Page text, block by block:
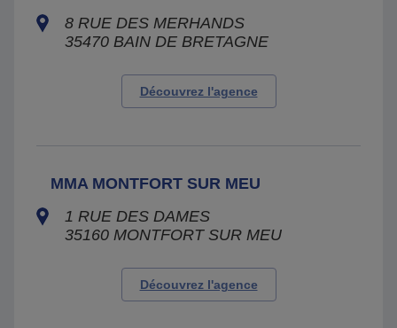
8 RUE DES MERHANDS
35470 BAIN DE BRETAGNE
Découvrez l'agence
MMA MONTFORT SUR MEU
1 RUE DES DAMES
35160 MONTFORT SUR MEU
Découvrez l'agence